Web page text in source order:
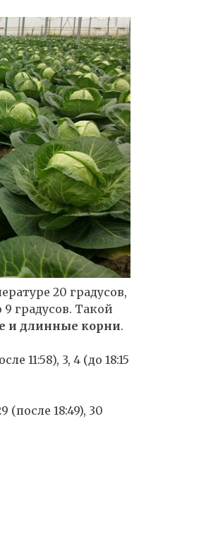
20 градусов,
градусов. Такой
и длинные корни.
11:58), 3, 4 (до 18:15
(после 18:49), 30